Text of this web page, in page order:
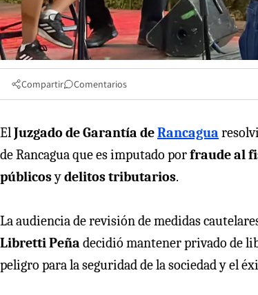
Compartir Comentarios
ElJuzgado de Garantía deRancagua
de Rancagua que es imputado porfraude al
públicosydelitos tributarios.
La audiencia de revisión de medidas
Libretti Peña decidió mantener privado de
peligro para la seguridad de la sociedad y el